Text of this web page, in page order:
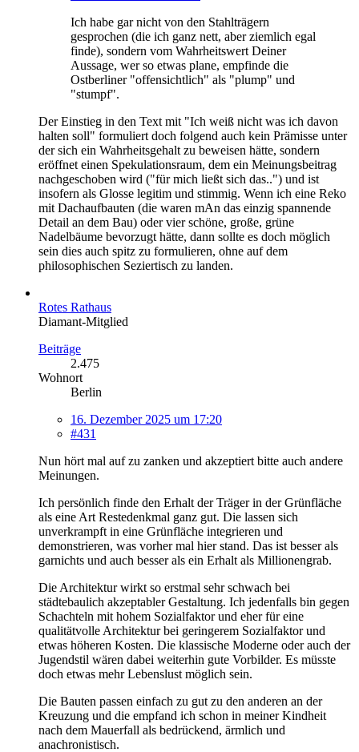
Ich habe gar nicht von den Stahlträgern
gesprochen (die ich ganz nett, aber ziemlich egal
finde), sondern vom Wahrheitswert Deiner
Aussage, wer so etwas plane, empfinde die
Ostberliner "offensichtlich" als "plump" und
"stumpf".
Der Einstieg in den Text mit "Ich weiß nicht was ich davon
halten soll" formuliert doch folgend auch kein Prämisse unter
der sich ein Wahrheitsgehalt zu beweisen hätte, sondern
eröffnet einen Spekulationsraum, dem ein Meinungsbeitrag
nachgeschoben wird ("für mich ließt sich das..") und ist
insofern als Glosse legitim und stimmig. Wenn ich eine Reko
mit Dachaufbauten (die waren mAn das einzig spannende
Detail an dem Bau) oder vier schöne, große, grüne
Nadelbäume bevorzugt hätte, dann sollte es doch möglich
sein dies auch spitz zu formulieren, ohne auf dem
philosophischen Seziertisch zu landen.
Rotes Rathaus
Diamant-Mitglied
Beiträge
2.475
Wohnort
Berlin
16. Dezember 2025 um 17:20
#431
Nun hört mal auf zu zanken und akzeptiert bitte auch andere
Meinungen.
Ich persönlich finde den Erhalt der Träger in der Grünfläche
als eine Art Restedenkmal ganz gut. Die lassen sich
unverkrampft in eine Grünfläche integrieren und
demonstrieren, was vorher mal hier stand. Das ist besser als
garnichts und auch besser als ein Erhalt als Millionengrab.
Die Architektur wirkt so erstmal sehr schwach bei
städtebaulich akzeptabler Gestaltung. Ich jedenfalls bin gegen
Schachteln mit hohem Sozialfaktor und eher für eine
qualitätvolle Architektur bei geringerem Sozialfaktor und
etwas höheren Kosten. Die klassische Moderne oder auch der
Jugendstil wären dabei weiterhin gute Vorbilder. Es müsste
doch etwas mehr Lebenslust möglich sein.
Die Bauten passen einfach zu gut zu den anderen an der
Kreuzung und die empfand ich schon in meiner Kindheit
nach dem Mauerfall als bedrückend, ärmlich und
anachronistisch.